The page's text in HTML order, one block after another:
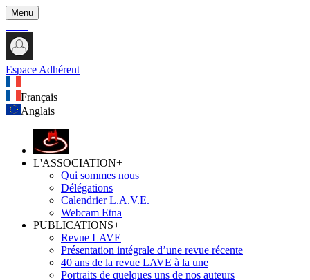
Menu
Espace Adhérent
Français
Anglais
L'ASSOCIATION+
Qui sommes nous
Délégations
Calendrier L.A.V.E.
Webcam Etna
PUBLICATIONS+
Revue LAVE
Présentation intégrale d’une revue récente
40 ans de la revue LAVE à la une
Portraits de quelques uns de nos auteurs